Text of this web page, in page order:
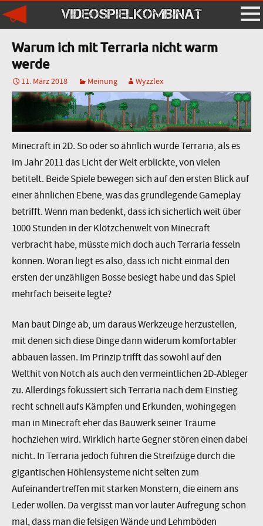
VIDEOSPIELKOMBINAT
Warum ich mit Terraria nicht warm
werde
11. März 2018 Meinung Wyzzlex
Minecraft in 2D. So oder so ähnlich wurde Terraria, als es
im Jahr 2011 das Licht der Welt erblickte, von vielen
betitelt. Beide Spiele bewegen sich auf den ersten Blick auf
einer ähnlichen Ebene, was das grundlegende Gameplay
betrifft. Wenn man bedenkt, dass ich sicherlich weit über
1000 Stunden in der Klötzchenwelt von Minecraft
verbracht habe, müsste mich doch auch Terraria fesseln
können. Woran liegt es also, dass ich nicht einmal den
ersten der unzähligen Bosse besiegt habe und das Spiel
mehrfach beiseite legte?
Man baut Dinge ab, um daraus Werkzeuge herzustellen,
mit denen sich diese Dinge dann widerum komfortabler
abbauen lassen. Im Prinzip trifft das sowohl auf den
Welthit von Notch als auch den vermeintlichen 2D-Ableger
zu. Allerdings fokussiert sich Terraria nach dem Einstieg
recht schnell aufs Kämpfen und Erkunden, wohingegen
man in Minecraft eher das Bauwerk seiner Träume
hochziehen wird. Wirklich harte Gegner stören einen dabei
nicht. In Terraria jedoch führen die Streifzüge durch die
gigantischen Höhlensysteme nicht selten zum
Aufeinandertreffen mit starken Monstern, die einem ans
Leder wollen. Da vergisst man vor lauter Aufregung schon
mal, dass man die felsigen Wände und Lehmböden